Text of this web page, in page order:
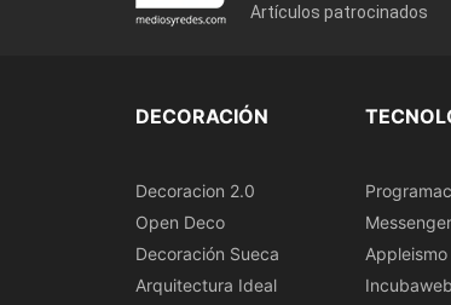
Artículos patrocinados
DECORACIÓN
Decoracion 2.0
Open Deco
Decoración Sueca
Arquitectura Ideal
Appleismo
Incubaweb